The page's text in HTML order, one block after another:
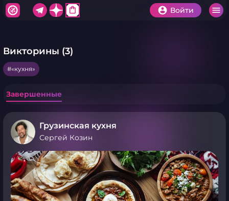
shopping_bag Войти
Викторины (3)
«кухня»
Завершенные
Грузинская кухня
Сергей Козин